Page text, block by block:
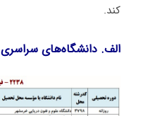
کند.
الف. دانشگاه‌های سراسری